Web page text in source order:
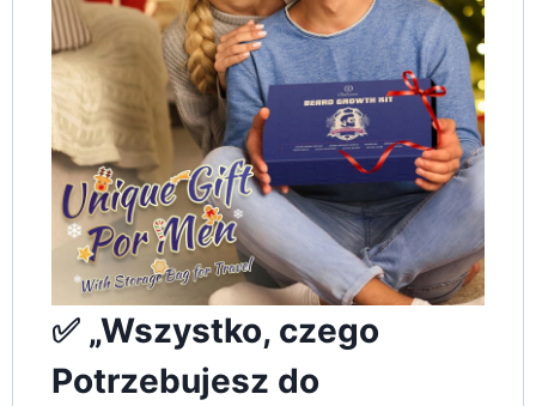
✅ „Wszystko, czego
Potrzebujesz do